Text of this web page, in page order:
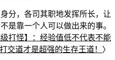
分，各司其职地发挥所长，让
是靠一个人可以做出来的事。
级打怪】：经验值低不代表不能
交道才是超强的生存王道！ 〉